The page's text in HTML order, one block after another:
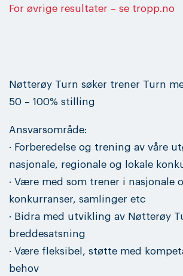
For øvrige resultater – se tropp.no
Nøtterøy Turn søker trener Turn
50 – 100% stilling
Ansvarsområde:
· Forberedelse og trening av våre
nasjonale, regionale og lokale
· Være med som trener i nasjonale
konkurranser, samlinger etc
· Bidra med utvikling av Nøtterøy
breddesatsning
· Være fleksibel, støtte med
behov